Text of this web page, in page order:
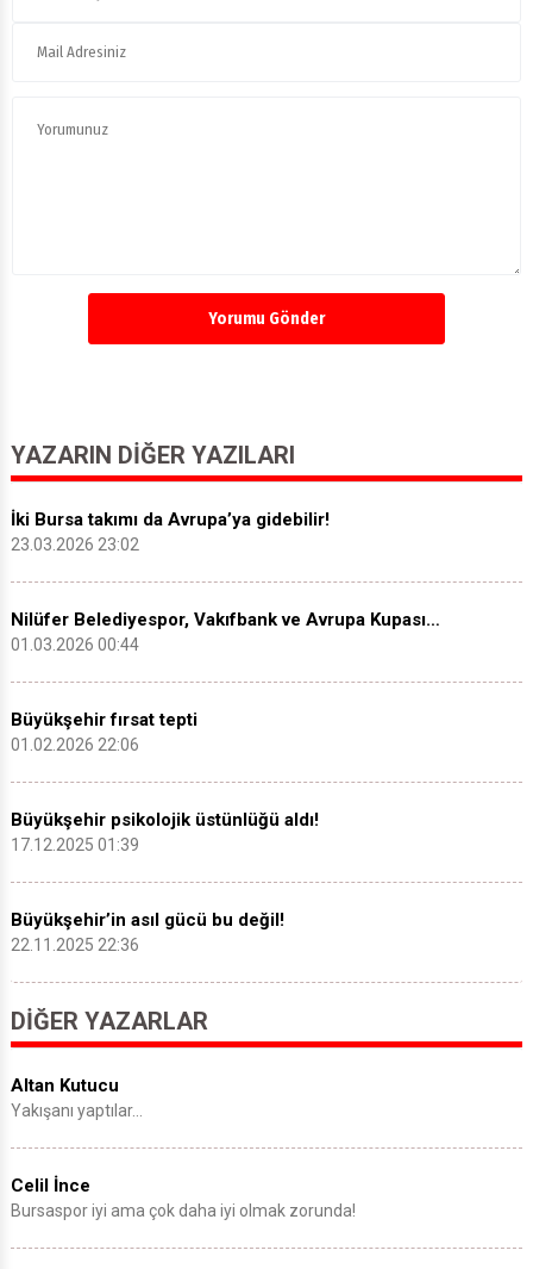
Yorumu Gönder
YAZARIN DIĞER YAZILARI
İki Bursa takımı da Avrupa’ya gidebilir!
23.03.2026 23:02
Nilüfer Belediyespor, Vakıfbank ve Avrupa Kupası…
01.03.2026 00:44
Büyükşehir fırsat tepti
01.02.2026 22:06
Büyükşehir psikolojik üstünlüğü aldı!
17.12.2025 01:39
Büyükşehir’in asıl gücü bu değil!
22.11.2025 22:36
DIĞER YAZARLAR
Altan Kutucu
Yakışanı yaptılar…
Celil İnce
Bursaspor iyi ama çok daha iyi olmak zorunda!